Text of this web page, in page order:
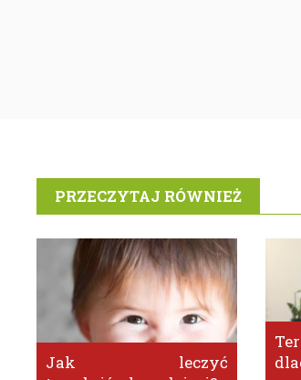
PRZECZYTAJ RÓWNIEŻ
Jak leczyć